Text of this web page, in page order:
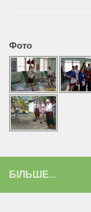
Фото
БІЛЬШЕ...